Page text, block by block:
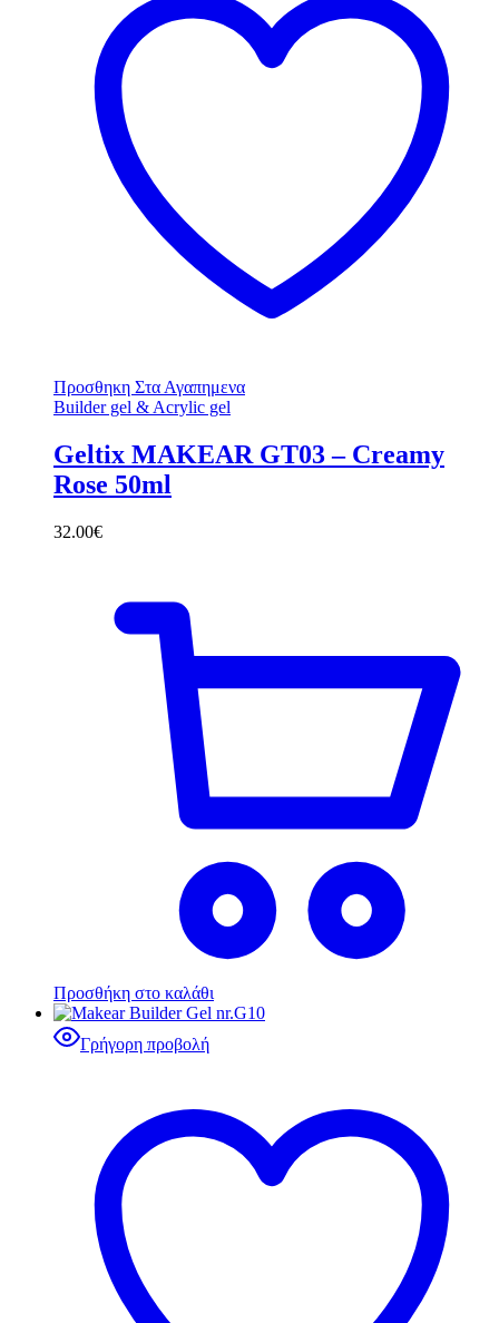
Προσθηκη Στα Αγαπημενα
Builder gel & Acrylic gel
Geltix MAKEAR GT03 – Creamy
Rose 50ml
32.00€
Προσθήκη στο καλάθι
Γρήγορη προβολή